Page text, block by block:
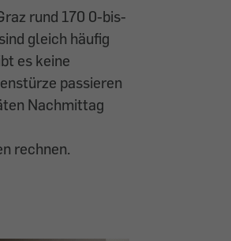
rund 170 0-bis-
gleich häufig
es keine
passieren
Nachmittag
rechnen.